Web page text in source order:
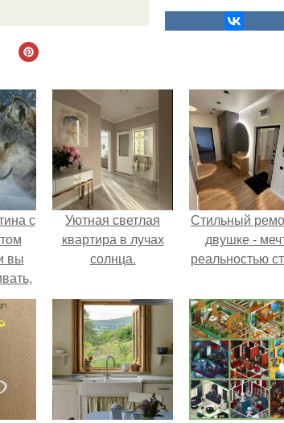
с
вы
о
та
Уютная светлая
квартира в лучах
солнца.
Стильный
двушке -
реальностью